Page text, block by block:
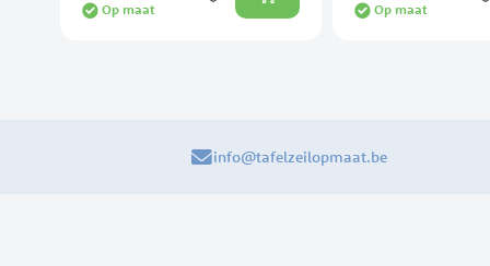
Op maat Op maat
info@tafelzeilopmaat.be